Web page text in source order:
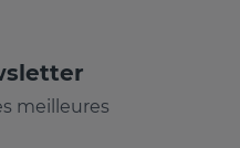
meilleures